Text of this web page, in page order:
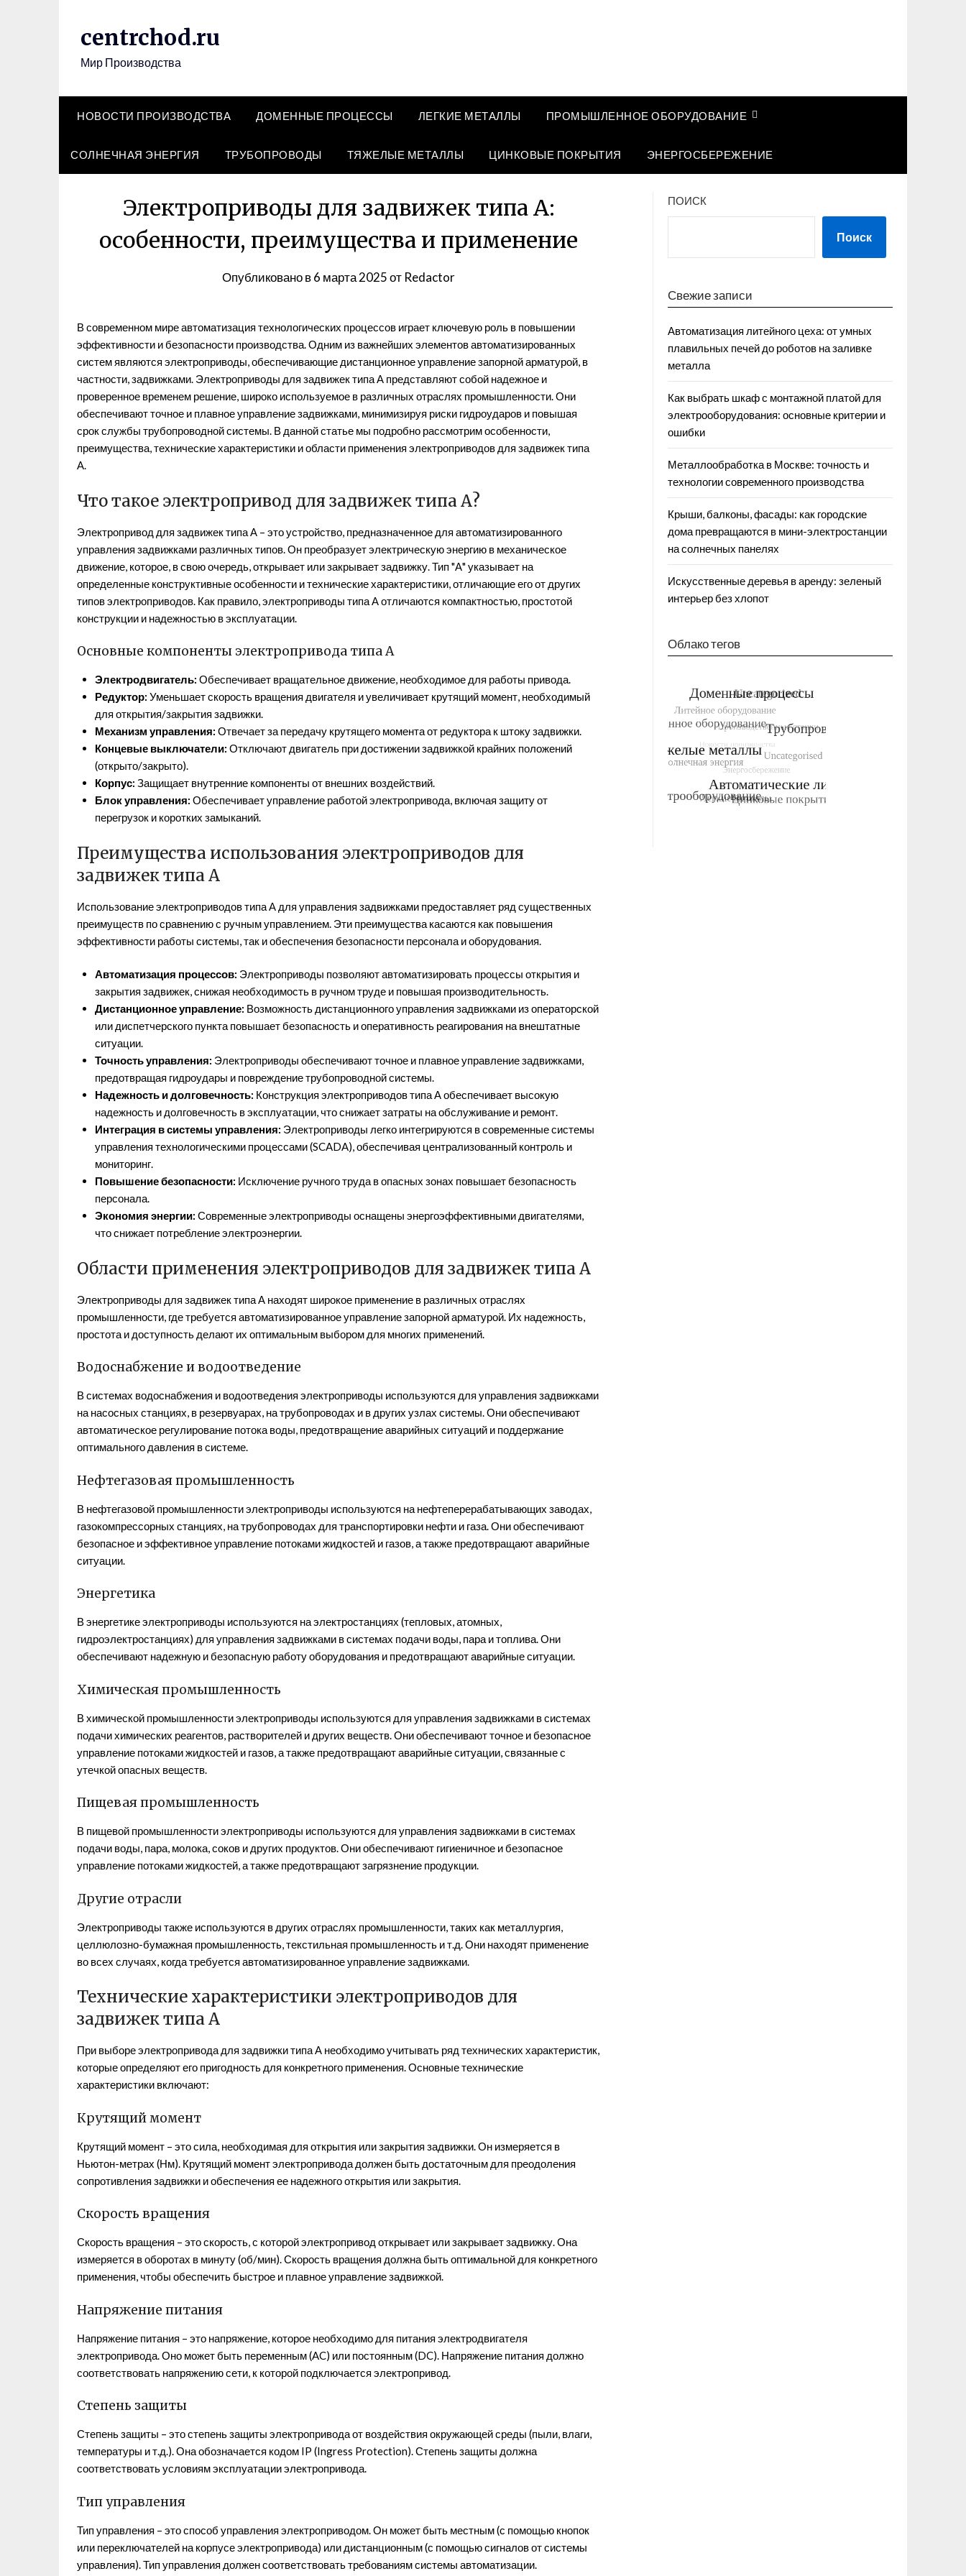
centrchod.ru
Мир Производства
НОВОСТИ ПРОИЗВОДСТВА ДОМЕННЫЕ ПРОЦЕССЫ ЛЕГКИЕ МЕТАЛЛЫ ПРОМЫШЛЕННОЕ ОБОРУДОВАНИЕ
СОЛНЕЧНАЯ ЭНЕРГИЯ ТРУБОПРОВОДЫ ТЯЖЕЛЫЕ МЕТАЛЛЫ ЦИНКОВЫЕ ПОКРЫТИЯ ЭНЕРГОСБЕРЕЖЕНИЕ
Электроприводы для задвижек типа А:
особенности, преимущества и применение
Опубликовано в6 марта 2025от Redactor
В современном мире автоматизация технологических процессов играет ключевую роль в повышении
эффективности и безопасности производства. Одним из важнейших элементов автоматизированных
систем являются электроприводы, обеспечивающие дистанционное управление запорной арматурой, в
частности, задвижками. Электроприводы для задвижек типа А представляют собой надежное и
проверенное временем решение, широко используемое в различных отраслях промышленности. Они
обеспечивают точное и плавное управление задвижками, минимизируя риски гидроударов и повышая
срок службы трубопроводной системы. В данной статье мы подробно рассмотрим особенности,
преимущества, технические характеристики и области применения электроприводов для задвижек типа
А.
Что такое электропривод для задвижек типа А?
Электропривод для задвижек типа А – это устройство, предназначенное для автоматизированного
управления задвижками различных типов. Он преобразует электрическую энергию в механическое
движение, которое, в свою очередь, открывает или закрывает задвижку. Тип "А" указывает на
определенные конструктивные особенности и технические характеристики, отличающие его от других
типов электроприводов. Как правило, электроприводы типа А отличаются компактностью, простотой
конструкции и надежностью в эксплуатации.
Основные компоненты электропривода типа А
Электродвигатель: Обеспечивает вращательное движение, необходимое для работы привода.
Редуктор: Уменьшает скорость вращения двигателя и увеличивает крутящий момент, необходимый
для открытия/закрытия задвижки.
Механизм управления: Отвечает за передачу крутящего момента от редуктора к штоку задвижки.
Концевые выключатели: Отключают двигатель при достижении задвижкой крайних положений
(открыто/закрыто).
Корпус: Защищает внутренние компоненты от внешних воздействий.
Блок управления: Обеспечивает управление работой электропривода, включая защиту от
перегрузок и коротких замыканий.
Преимущества использования электроприводов для
задвижек типа А
Использование электроприводов типа А для управления задвижками предоставляет ряд существенных
преимуществ по сравнению с ручным управлением. Эти преимущества касаются как повышения
эффективности работы системы, так и обеспечения безопасности персонала и оборудования.
Автоматизация процессов: Электроприводы позволяют автоматизировать процессы открытия и
закрытия задвижек, снижая необходимость в ручном труде и повышая производительность.
Дистанционное управление: Возможность дистанционного управления задвижками из операторской
или диспетчерского пункта повышает безопасность и оперативность реагирования на внештатные
ситуации.
Точность управления: Электроприводы обеспечивают точное и плавное управление задвижками,
предотвращая гидроудары и повреждение трубопроводной системы.
Надежность и долговечность: Конструкция электроприводов типа А обеспечивает высокую
надежность и долговечность в эксплуатации, что снижает затраты на обслуживание и ремонт.
Интеграция в системы управления: Электроприводы легко интегрируются в современные системы
управления технологическими процессами (SCADA), обеспечивая централизованный контроль и
мониторинг.
Повышение безопасности: Исключение ручного труда в опасных зонах повышает безопасность
персонала.
Экономия энергии: Современные электроприводы оснащены энергоэффективными двигателями,
что снижает потребление электроэнергии.
Области применения электроприводов для задвижек типа А
Электроприводы для задвижек типа А находят широкое применение в различных отраслях
промышленности, где требуется автоматизированное управление запорной арматурой. Их надежность,
простота и доступность делают их оптимальным выбором для многих применений.
Водоснабжение и водоотведение
В системах водоснабжения и водоотведения электроприводы используются для управления задвижками
на насосных станциях, в резервуарах, на трубопроводах и в других узлах системы. Они обеспечивают
автоматическое регулирование потока воды, предотвращение аварийных ситуаций и поддержание
оптимального давления в системе.
Нефтегазовая промышленность
В нефтегазовой промышленности электроприводы используются на нефтеперерабатывающих заводах,
газокомпрессорных станциях, на трубопроводах для транспортировки нефти и газа. Они обеспечивают
безопасное и эффективное управление потоками жидкостей и газов, а также предотвращают аварийные
ситуации.
Энергетика
В энергетике электроприводы используются на электростанциях (тепловых, атомных,
гидроэлектростанциях) для управления задвижками в системах подачи воды, пара и топлива. Они
обеспечивают надежную и безопасную работу оборудования и предотвращают аварийные ситуации.
Химическая промышленность
В химической промышленности электроприводы используются для управления задвижками в системах
подачи химических реагентов, растворителей и других веществ. Они обеспечивают точное и безопасное
управление потоками жидкостей и газов, а также предотвращают аварийные ситуации, связанные с
утечкой опасных веществ.
Пищевая промышленность
В пищевой промышленности электроприводы используются для управления задвижками в системах
подачи воды, пара, молока, соков и других продуктов. Они обеспечивают гигиеничное и безопасное
управление потоками жидкостей, а также предотвращают загрязнение продукции.
Другие отрасли
Электроприводы также используются в других отраслях промышленности, таких как металлургия,
целлюлозно-бумажная промышленность, текстильная промышленность и т.д. Они находят применение
во всех случаях, когда требуется автоматизированное управление задвижками.
Технические характеристики электроприводов для
задвижек типа А
При выборе электропривода для задвижки типа А необходимо учитывать ряд технических характеристик,
которые определяют его пригодность для конкретного применения. Основные технические
характеристики включают:
Крутящий момент
Крутящий момент – это сила, необходимая для открытия или закрытия задвижки. Он измеряется в
Ньютон-метрах (Нм). Крутящий момент электропривода должен быть достаточным для преодоления
сопротивления задвижки и обеспечения ее надежного открытия или закрытия.
Скорость вращения
Скорость вращения – это скорость, с которой электропривод открывает или закрывает задвижку. Она
измеряется в оборотах в минуту (об/мин). Скорость вращения должна быть оптимальной для конкретного
применения, чтобы обеспечить быстрое и плавное управление задвижкой.
Напряжение питания
Напряжение питания – это напряжение, которое необходимо для питания электродвигателя
электропривода. Оно может быть переменным (AC) или постоянным (DC). Напряжение питания должно
соответствовать напряжению сети, к которой подключается электропривод.
Степень защиты
Степень защиты – это степень защиты электропривода от воздействия окружающей среды (пыли, влаги,
температуры и т.д.). Она обозначается кодом IP (Ingress Protection). Степень защиты должна
соответствовать условиям эксплуатации электропривода.
Тип управления
Тип управления – это способ управления электроприводом. Он может быть местным (с помощью кнопок
или переключателей на корпусе электропривода) или дистанционным (с помощью сигналов от системы
управления). Тип управления должен соответствовать требованиям системы автоматизации.
ПОИСК
Поиск
Свежие записи
Автоматизация литейного цеха: от умных
плавильных печей до роботов на заливке
металла
Как выбрать шкаф с монтажной платой для
электрооборудования: основные критерии и
ошибки
Металлообработка в Москве: точность и
технологии современного производства
Крыши, балконы, фасады: как городские
дома превращаются в мини-электростанции
на солнечных панелях
Искусственные деревья в аренду: зеленый
интерьер без хлопот
Облако тегов